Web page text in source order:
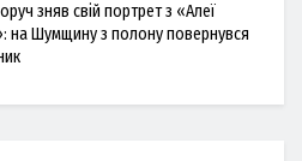
зняв свій портрет з «Алеї
на Шумщину з полону повернувся